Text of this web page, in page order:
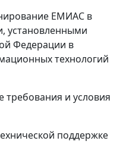
ЕМИАС в
установленными
Федерации в
технологий
требования и условия
поддержке